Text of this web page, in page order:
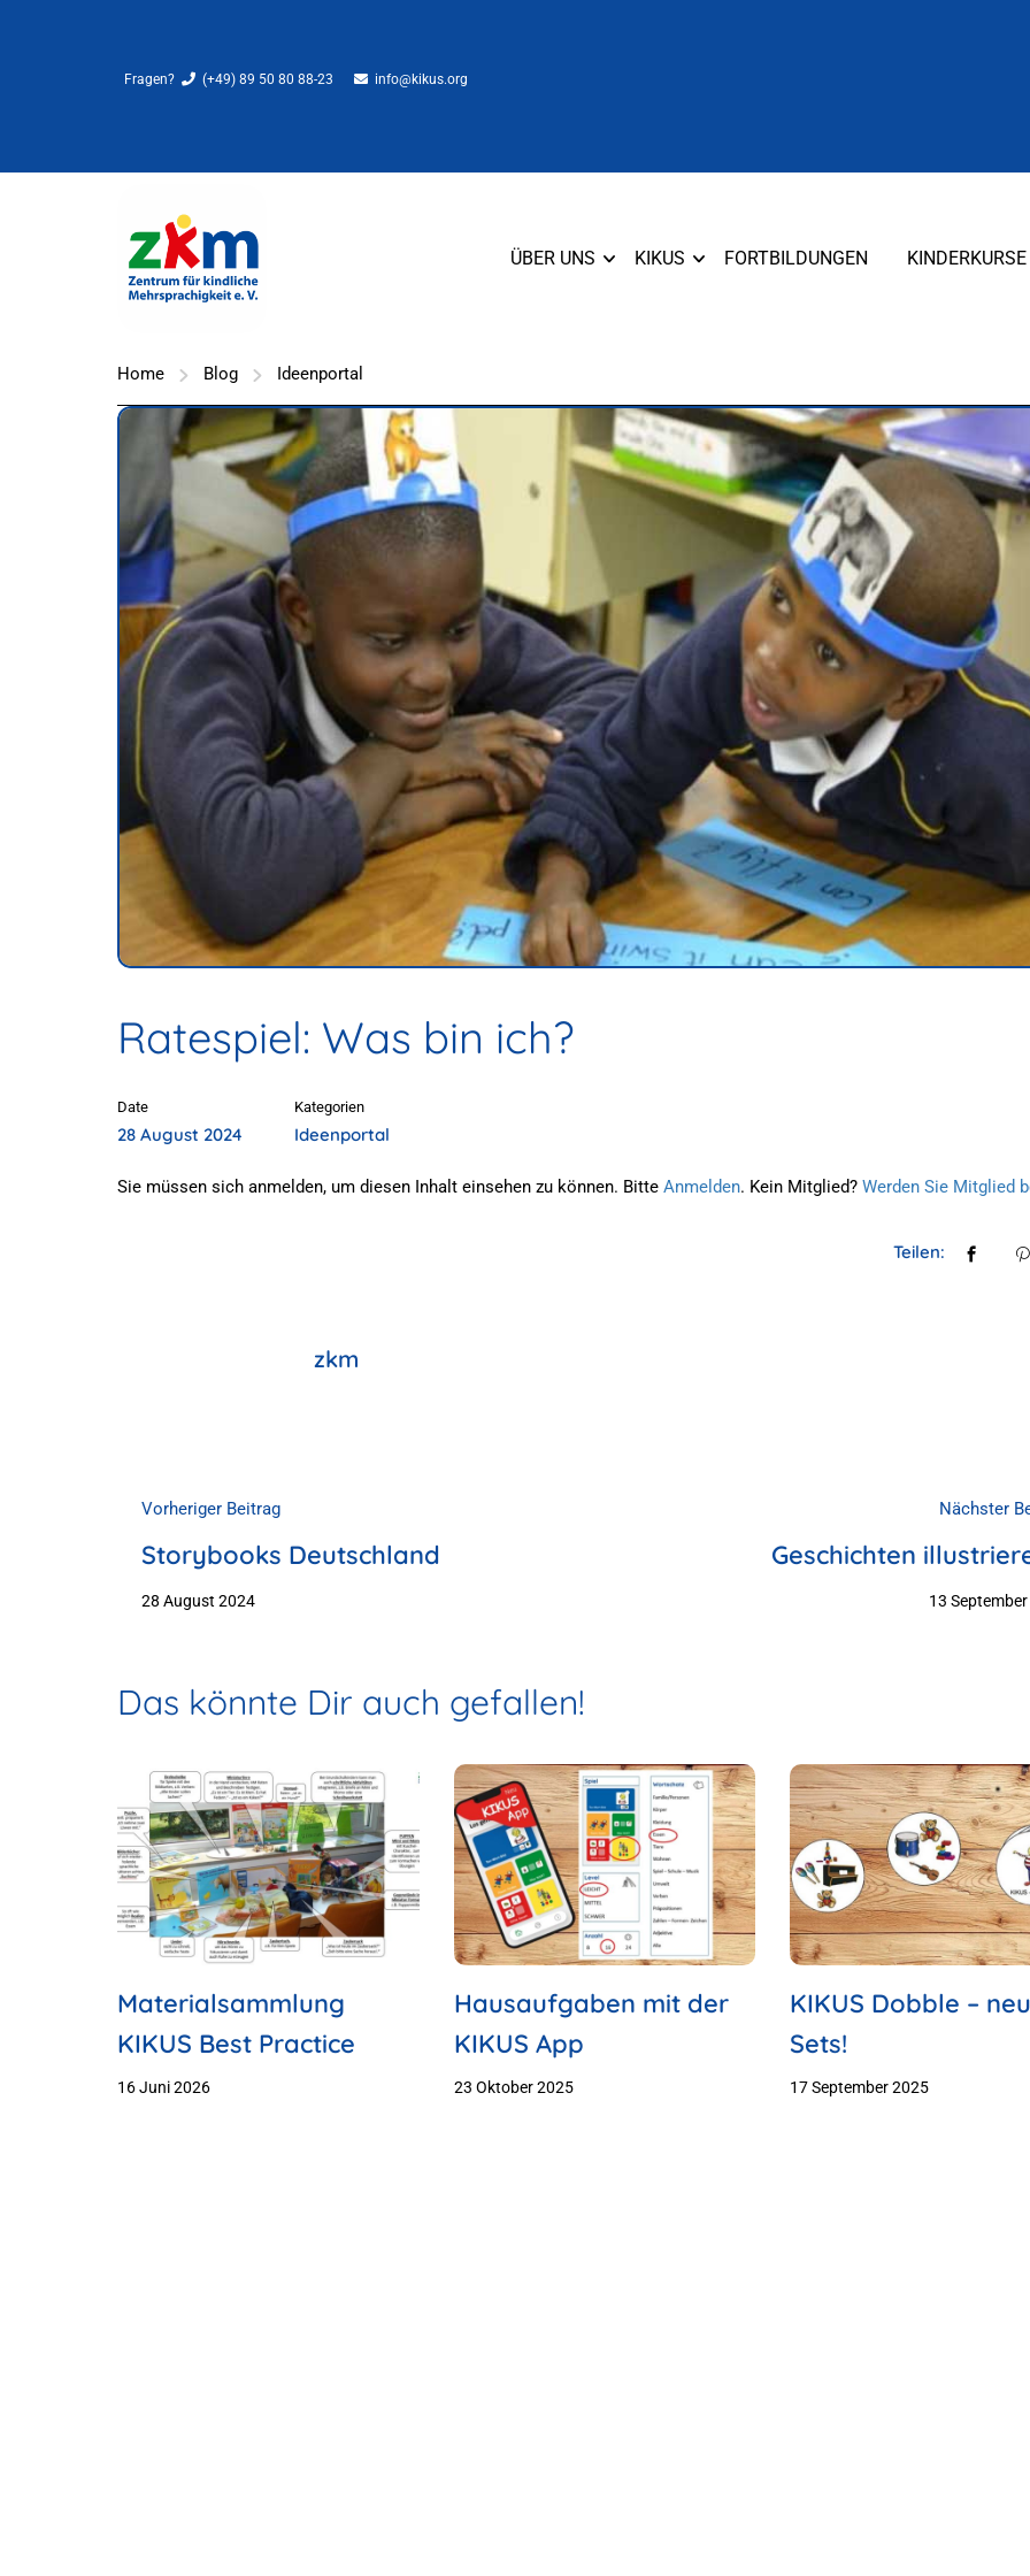
Fragen? (+49) 89 50 80 88-23 info@kikus.org
ÜBER UNS KIKUS FORTBILDUNGEN KINDERKURSE
Home Blog Ideenportal
Ratespiel: Was bin ich?
Date
28 August 2024
Kategorien
Ideenportal
Sie müssen sich anmelden, um diesen Inhalt einsehen zu können. Bitte Anmelden. Kein Mitglied? Werden Sie Mitglied
Teilen:
zkm
Vorheriger Beitrag
Storybooks Deutschland
28 August 2024
Nächster
Geschichten
13
Das könnte Dir auch gefallen!
Materialsammlung
KIKUS Best Practice
16 Juni 2026
Hausaufgaben mit der
KIKUS App
23 Oktober 2025
KIKUS Dobble –
Sets!
17 September 2025